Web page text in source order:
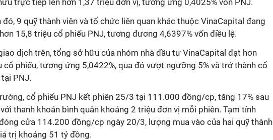
trực tiếp lên hơn 1,37 triệu đơn vị, tương ứng 0,4025% vốn PNJ.
đó, 9 quỹ thành viên và tổ chức liên quan khác thuộc VinaCapital đang
15,8 triệu cổ phiếu PNJ, tương đương 4,6397% vốn điều lệ.
dịch trên, tổng sở hữu của nhóm nhà đầu tư VinaCapital đạt hơn
cổ phiếu, tương ứng 5,0422%, qua đó vượt ngưỡng 5% và trở thành cổ
PNJ.
cổ phiếu PNJ kết phiên 25/3 tại 111.000 đồng/cp, tăng 17% sau
thanh khoản bình quân khoảng 2 triệu đơn vị mỗi phiên. Tạm tính
cửa 114.200 đồng/cp ngày 20/3, lượng mua vào của hai quỹ thành
trị khoảng 51 tỷ đồng.